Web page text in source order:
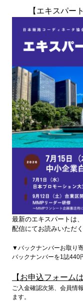
【エキスパート
最新のエキスパートは
配信にてお読みいただ
▼バックナンバーお取り
バックナンバーを1誌
【お申込フォーム
ご入金確認次第、会員情
ます。